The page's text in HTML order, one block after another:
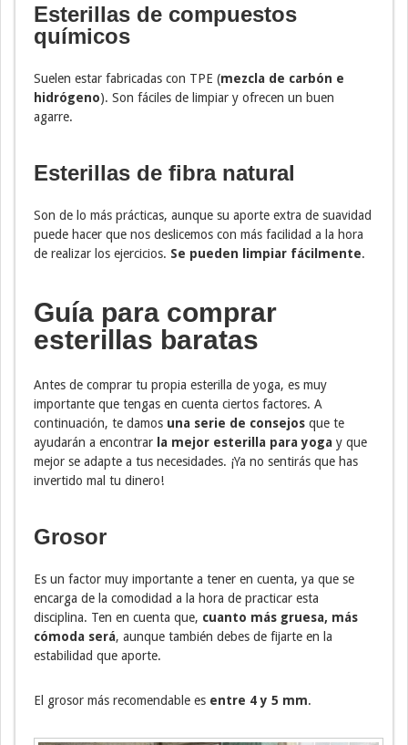
Esterillas de compuestos
químicos
Suelen estar fabricadas con TPE (mezcla de carbón e
hidrógeno). Son fáciles de limpiar y ofrecen un buen
agarre.
Esterillas de fibra natural
Son de lo más prácticas, aunque su aporte extra de suavidad
puede hacer que nos deslicemos con más facilidad a la hora
de realizar los ejercicios. Se pueden limpiar fácilmente.
Guía para comprar
esterillas baratas
Antes de comprar tu propia esterilla de yoga, es muy
importante que tengas en cuenta ciertos factores. A
continuación, te damos una serie de consejos que te
ayudarán a encontrar la mejor esterilla para yoga y que
mejor se adapte a tus necesidades. ¡Ya no sentirás que has
invertido mal tu dinero!
Grosor
Es un factor muy importante a tener en cuenta, ya que se
encarga de la comodidad a la hora de practicar esta
disciplina. Ten en cuenta que, cuanto más gruesa, más
cómoda será, aunque también debes de fijarte en la
estabilidad que aporte.
El grosor más recomendable es entre 4 y 5 mm.